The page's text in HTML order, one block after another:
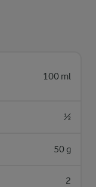
100 ml
½
50 g
2